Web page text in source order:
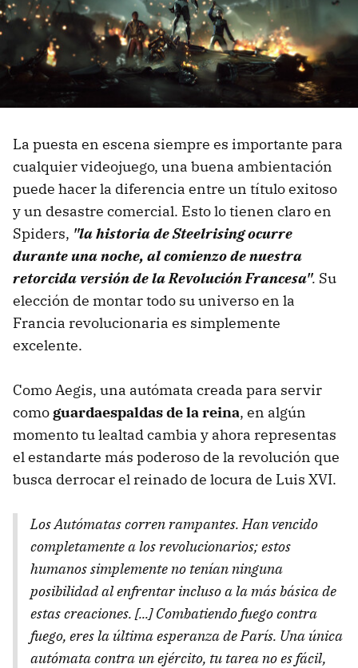
La puesta en escena siempre es importante para
cualquier videojuego, una buena ambientación
puede hacer la diferencia entre un título exitoso
y un desastre comercial. Esto lo tienen claro en
Spiders, "la historia de Steelrising ocurre
durante una noche, al comienzo de nuestra
retorcida versión de la Revolución Francesa". Su
elección de montar todo su universo en la
Francia revolucionaria es simplemente
excelente.
Como Aegis, una autómata creada para servir
como guardaespaldas de la reina, en algún
momento tu lealtad cambia y ahora representas
el estandarte más poderoso de la revolución que
busca derrocar el reinado de locura de Luis XVI.
Los Autómatas corren rampantes. Han vencido
completamente a los revolucionarios; estos
humanos simplemente no tenían ninguna
posibilidad al enfrentar incluso a la más básica de
estas creaciones. [...] Combatiendo fuego contra
fuego, eres la última esperanza de París. Una única
autómata contra un ejército, tu tarea no es fácil,